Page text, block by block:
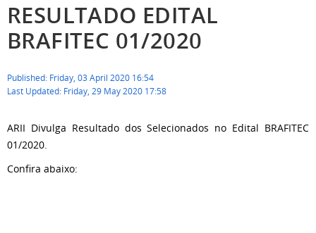
RESULTADO EDITAL
BRAFITEC 01/2020
Published: Friday, 03 April 2020 16:54
Last Updated: Friday, 29 May 2020 17:58
ARII Divulga Resultado dos Selecionados no Edital BRAFITEC
01/2020.
Confira abaixo: